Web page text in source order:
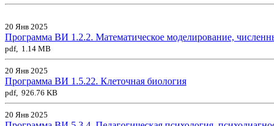
20 Янв 2025
Программа ВИ 1.2.2. Математическое моделирование,
pdf, 1.14 MB
20 Янв 2025
Программа ВИ 1.5.22. Клеточная биология
pdf, 926.76 KB
20 Янв 2025